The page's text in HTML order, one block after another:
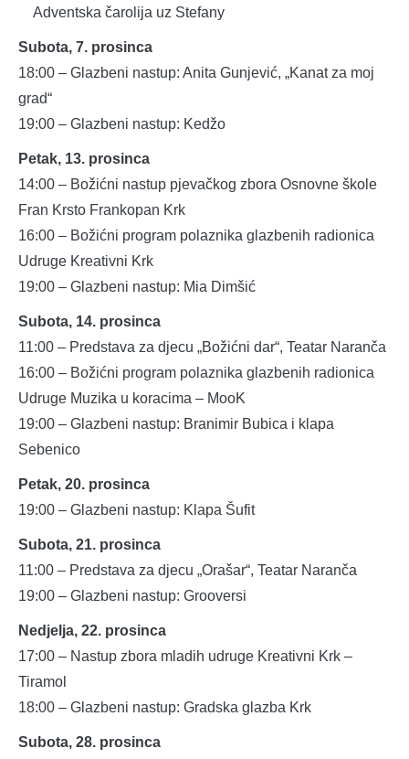
Adventska čarolija uz Stefany
Subota, 7. prosinca
18:00 – Glazbeni nastup: Anita Gunjević, „Kanat za moj
grad“
19:00 – Glazbeni nastup: Kedžo
Petak, 13. prosinca
14:00 – Božićni nastup pjevačkog zbora Osnovne škole
Fran Krsto Frankopan Krk
16:00 – Božićni program polaznika glazbenih radionica
Udruge Kreativni Krk
19:00 – Glazbeni nastup: Mia Dimšić
Subota, 14. prosinca
11:00 – Predstava za djecu „Božićni dar“, Teatar Naranča
16:00 – Božićni program polaznika glazbenih radionica
Udruge Muzika u koracima – MooK
19:00 – Glazbeni nastup: Branimir Bubica i klapa
Sebenico
Petak, 20. prosinca
19:00 – Glazbeni nastup: Klapa Šufit
Subota, 21. prosinca
11:00 – Predstava za djecu „Orašar“, Teatar Naranča
19:00 – Glazbeni nastup: Grooversi
Nedjelja, 22. prosinca
17:00 – Nastup zbora mladih udruge Kreativni Krk –
Tiramol
18:00 – Glazbeni nastup: Gradska glazba Krk
Subota, 28. prosinca